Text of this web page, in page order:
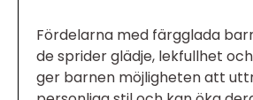
Fördelarna med färgglada
de sprider glädje, lekfullhet
ger barnen möjligheten att